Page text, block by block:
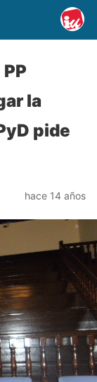
la
pide
hace 14 años